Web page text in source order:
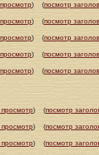
) (посмотр
) (посмотр
) (посмотр
) (посмотр
) (посмотр
) (посмотр
) (посмотр
) (посмотр